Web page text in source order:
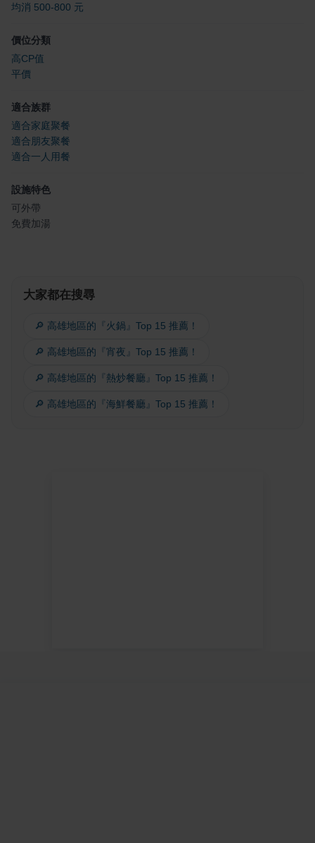
均消 500-800 元
價位分類
高CP值
平價
適合族群
適合家庭聚餐
適合朋友聚餐
適合一人用餐
設施特色
可外帶
免費加湯
大家都在搜尋
🔎 高雄地區的『火鍋』Top 15 推薦！
🔎 高雄地區的『宵夜』Top 15 推薦！
🔎 高雄地區的『熱炒餐廳』Top 15 推薦！
🔎 高雄地區的『海鮮餐廳』Top 15 推薦！